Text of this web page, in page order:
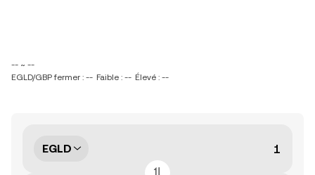
-- ~ --
EGLD/GBP fermer : -- Faible : -- Élevé : --
EGLD